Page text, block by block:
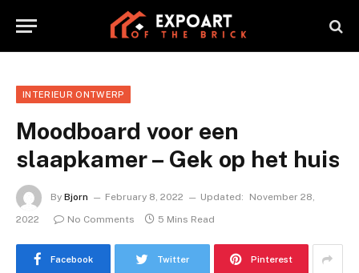
INTERIEUR ONTWERP
Moodboard voor een
slaapkamer – Gek op het huis
By Bjorn February 8, 2022 Updated:
November 28,
2022
No Comments 5 Mins Read
Facebook Twitter Pinterest